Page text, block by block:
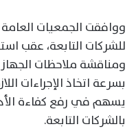
ووافقت الجمعيات العامة
للشركات التابعة، عقب
ومناقشة ملاحظات
بسرعة اتخاذ الإجراءات
يسهم في رفع كفاءة
بالشركات التابعة.